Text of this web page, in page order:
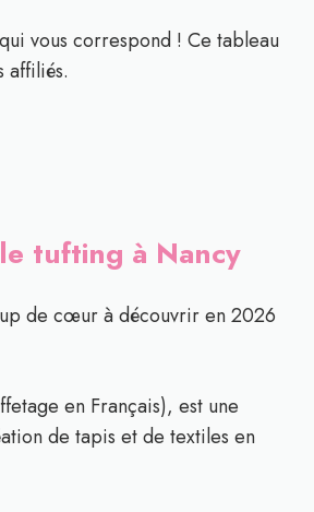
vous correspond ! Ce tableau
affiliés.
tufting à Nancy
de cœur à découvrir en 2026
en Français), est une
de tapis et de textiles en